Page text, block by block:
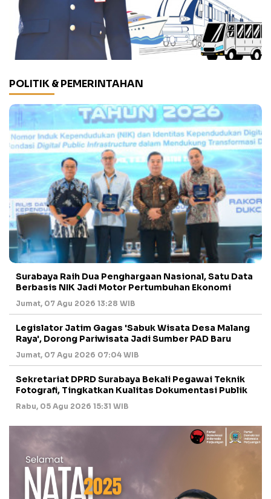
POLITIK & PEMERINTAHAN
Surabaya Raih Dua Penghargaan Nasional, Satu Data
Berbasis NIK Jadi Motor Pertumbuhan Ekonomi
Jumat, 07 Agu 2026 13:28 WIB
Legislator Jatim Gagas 'Sabuk Wisata Desa Malang
Raya', Dorong Pariwisata Jadi Sumber PAD Baru
Jumat, 07 Agu 2026 07:04 WIB
Sekretariat DPRD Surabaya Bekali Pegawai Teknik
Fotografi, Tingkatkan Kualitas Dokumentasi Publik
Rabu, 05 Agu 2026 15:31 WIB